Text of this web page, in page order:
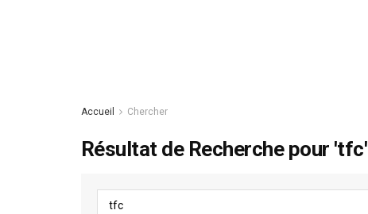
Accueil Chercher
Résultat de Recherche pour 'tfc'